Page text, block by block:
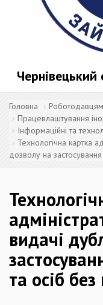
Чернівецький
Головна
Роботодавцям
Працевлаштування
Інформаційні та
Технологічна картка
дозволу на
видачі
та осіб